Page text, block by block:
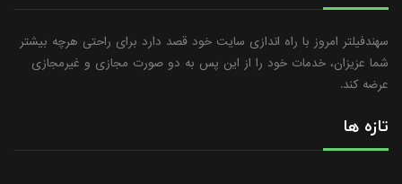
سهندفیلتر امروز با راه اندازی سایت خود قصد دارد برای راحتی هرچه بیشتر
شما عزیزان، خدمات خود را از این پس به دو صورت مجازی و غیرمجازی
عرضه کند.
تازه ها